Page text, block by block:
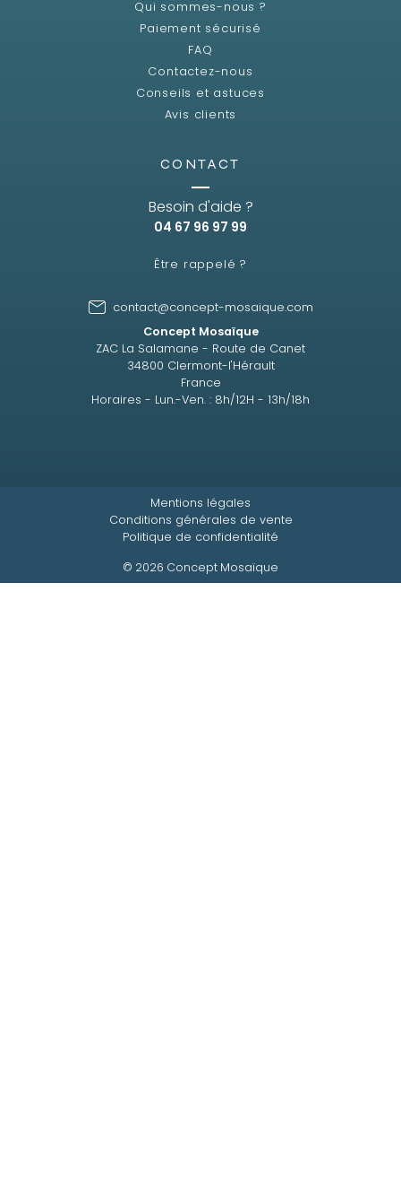
Qui sommes-nous ?
Paiement sécurisé
FAQ
Contactez-nous
Conseils et astuces
Avis clients
CONTACT
Besoin d'aide ?
04 67 96 97 99
Être rappelé ?
contact@concept-mosaique.com
Concept Mosaïque
ZAC La Salamane - Route de Canet
34800 Clermont-l'Hérault
France
Horaires - Lun.-Ven. : 8h/12H - 13h/18h
© 2026 Concept Mosaïque
Mentions légales
Conditions générales de vente
Politique de confidentialité